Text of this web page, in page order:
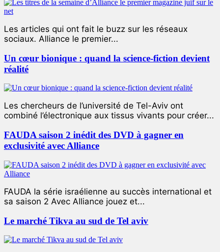
Les articles qui ont fait le buzz sur les réseaux
sociaux. Alliance le premier...
Un cœur bionique : quand la science-fiction devient
réalité
Les chercheurs de l’université de Tel-Aviv ont
combiné l’électronique aux tissus vivants pour créer...
FAUDA saison 2 inédit des DVD à gagner en
exclusivité avec Alliance
FAUDA la série israélienne au succès international et
sa saison 2 Avec Alliance jouez et...
Le marché Tikva au sud de Tel aviv